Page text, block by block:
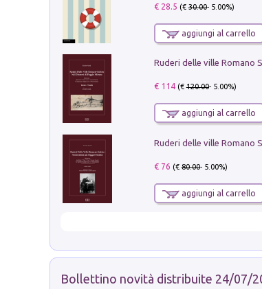
€ 28.5 (€30.00- 5.00%)
aggiungi al carrello
€ 114(€120.00- 5.00%)
aggiungi al carrello
€ 76 (€80.00- 5.00%)
aggiungi al carrello
Bollettino novità distribuite 24/07/